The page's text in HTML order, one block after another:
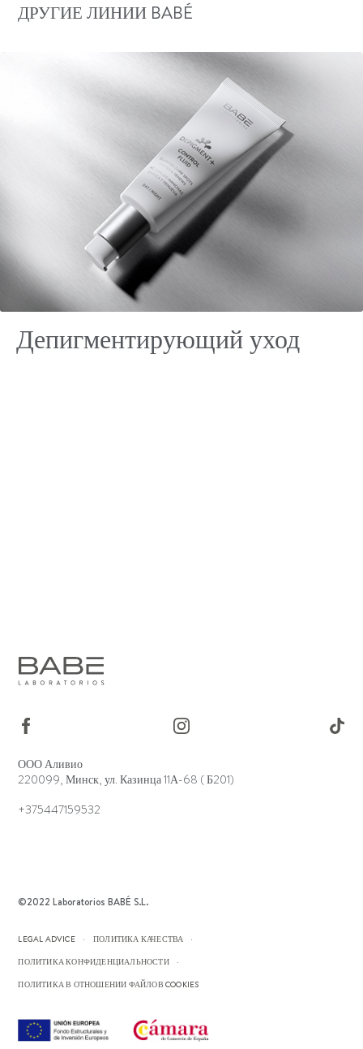
ДРУГИЕ ЛИНИИ BABÉ
Депигментирующий уход
ООО Аливио
220099, Минск, ул. Казинца 11А-68 ( Б201)
+375447159532
©2022 Laboratorios BABÉ S.L.
LEGAL ADVICE
ПОЛИТИКА КАЧЕСТВА
ПОЛИТИКА КОНФИДЕНЦИАЛЬНОСТИ
ПОЛИТИКА В ОТНОШЕНИИ ФАЙЛОВ COOKIES